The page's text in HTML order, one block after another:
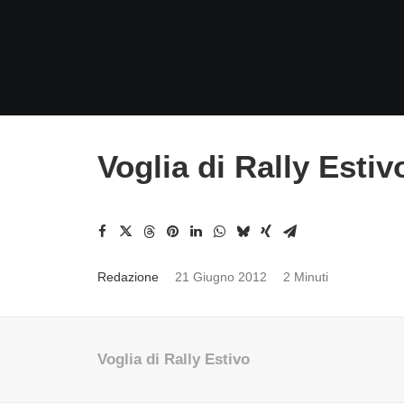
Voglia di Rally
Redazione 21 Giugno 2012 2 Minuti
Voglia di Rally Estivo